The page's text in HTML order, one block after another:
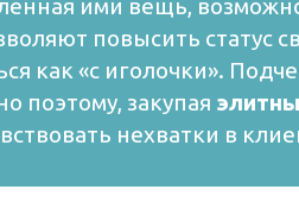
ими вещь,
повысить статус
как «с иголочки».
поэтому, закупая
нехватки в